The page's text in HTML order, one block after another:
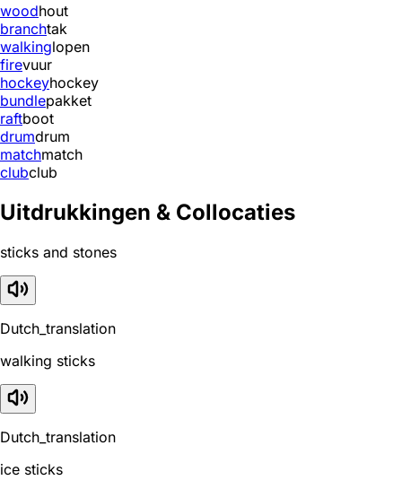
woodhout
branchtak
walkinglopen
firevuur
hockeyhockey
bundlepakket
raftboot
drumdrum
matchmatch
clubclub
Uitdrukkingen & Collocaties
sticks and stones
Dutch_translation
walking sticks
Dutch_translation
ice sticks